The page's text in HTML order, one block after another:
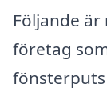
Följande
företag
fönsterputs